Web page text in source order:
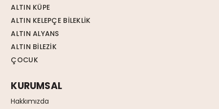
ALTIN KÜPE
ALTIN KELEPÇE BİLEKLİK
ALTIN ALYANS
ALTIN BİLEZİK
ÇOCUK
KURUMSAL
Hakkımızda